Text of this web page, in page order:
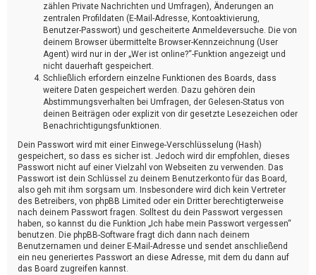
zählen Private Nachrichten und Umfragen), Änderungen an
zentralen Profildaten (E-Mail-Adresse, Kontoaktivierung,
Benutzer-Passwort) und gescheiterte Anmeldeversuche. Die von
deinem Browser übermittelte Browser-Kennzeichnung (User
Agent) wird nur in der „Wer ist online?“-Funktion angezeigt und
nicht dauerhaft gespeichert.
Schließlich erfordern einzelne Funktionen des Boards, dass
weitere Daten gespeichert werden. Dazu gehören dein
Abstimmungsverhalten bei Umfragen, der Gelesen-Status von
deinen Beiträgen oder explizit von dir gesetzte Lesezeichen oder
Benachrichtigungsfunktionen.
Dein Passwort wird mit einer Einwege-Verschlüsselung (Hash)
gespeichert, so dass es sicher ist. Jedoch wird dir empfohlen, dieses
Passwort nicht auf einer Vielzahl von Webseiten zu verwenden. Das
Passwort ist dein Schlüssel zu deinem Benutzerkonto für das Board,
also geh mit ihm sorgsam um. Insbesondere wird dich kein Vertreter
des Betreibers, von phpBB Limited oder ein Dritter berechtigterweise
nach deinem Passwort fragen. Solltest du dein Passwort vergessen
haben, so kannst du die Funktion „Ich habe mein Passwort vergessen“
benutzen. Die phpBB-Software fragt dich dann nach deinem
Benutzernamen und deiner E-Mail-Adresse und sendet anschließend
ein neu generiertes Passwort an diese Adresse, mit dem du dann auf
das Board zugreifen kannst.